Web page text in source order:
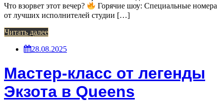
Что взорвет этот вечер?
Горячие шоу: Специальные номера
от лучших исполнителей студии […]
Читать далее
28.08.2025
Мастер-класс от легенды
Экзота в Queens